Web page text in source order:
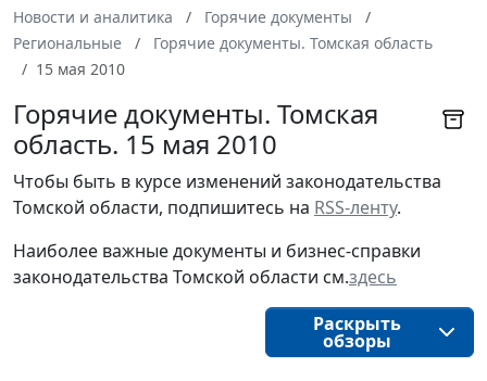
Новости и аналитика
Горячие документы
Региональные
Горячие документы. Томская область
15 мая 2010
Горячие документы. Томская
область. 15 мая 2010
Чтобы быть в курсе изменений законодательства
Томской области, подпишитесь на RSS-ленту.
Наиболее важные документы и бизнес-справки
законодательства Томской области см.здесь
Раскрыть
обзоры